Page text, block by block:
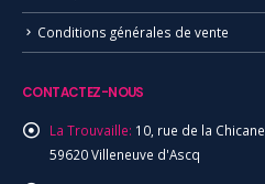
Conditions générales de vente
CONTACTEZ-NOUS
La Trouvaille: 10, rue de la Chicane
59620 Villeneuve d'Ascq